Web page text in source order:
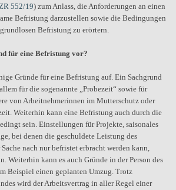
552/19) zum Anlass, die Anforderungen an einen
Befristung darzustellen sowie die Bedingungen
Befristung zu erörtern.
für eine Befristung vor?
Gründe für eine Befristung auf. Ein Sachgrund
für die sogenannte „Probezeit“ sowie für
von Arbeitnehmerinnen im Mutterschutz oder
Weiterhin kann eine Befristung auch durch die
sein. Einstellungen für Projekte, saisonales
bei denen die geschuldete Leistung des
nach nur befristet erbracht werden kann,
Weiterhin kann es auch Gründe in der Person des
Beispiel einen geplanten Umzug. Trotz
wird der Arbeitsvertrag in aller Regel einer